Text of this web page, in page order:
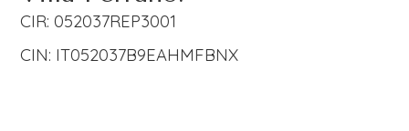
CIR: 052037REP3001
CIN: IT052037B9EAHMFBNX